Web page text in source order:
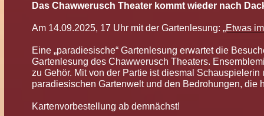
Das Chawwerusch Theater kommt wieder nach
Am 14.09.2025, 17 Uhr mit der Gartenlesung:„Etwas
Eine „paradiesische“ Gartenlesung erwartet die
Gartenlesung des Chawwerusch Theaters.
zu Gehör. Mit von der Partie ist diesmal
paradiesischen Gartenwelt und den Bedrohungen, die
Kartenvorbestellung ab demnächst!